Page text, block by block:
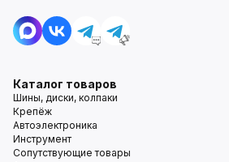
Каталог товаров
Шины, диски, колпаки
Крепёж
Автоэлектроника
Инструмент
Сопутствующие товары